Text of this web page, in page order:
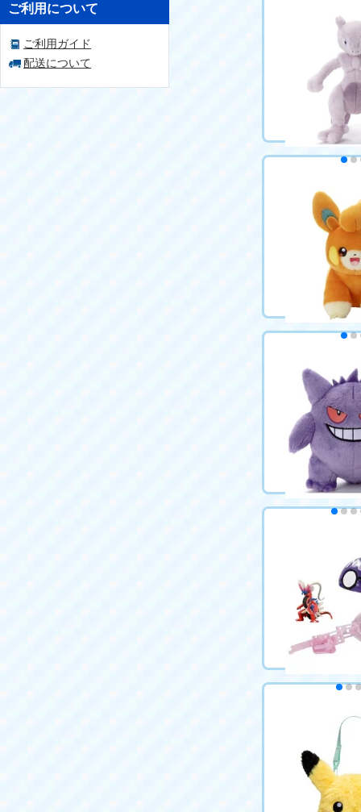
ンゲットぬい
3,839円（税込）
カート
ポケモン キミ
ンゲットぬい
3,289円（税込）
カート
ンゲットぬいぐ
3,289円（税込）
カート
ンゲットぬい
3,289円（税込）
カート
ポケットモン
ポケトルゼ コ
ーボール)
2,970円（税込）
カート
ご利用について
ご利用ガイド
配送について